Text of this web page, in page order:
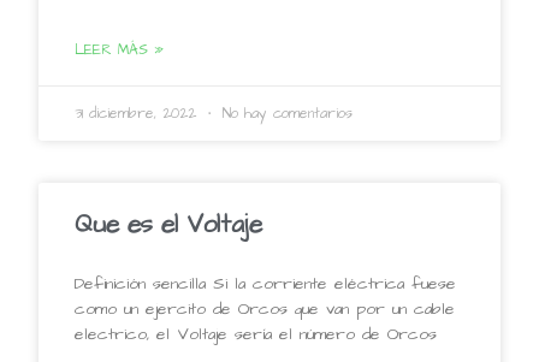
LEER MÁS »
31 diciembre, 2022 No hay comentarios
Que es el Voltaje
Definición sencilla Si la corriente eléctrica fuese
como un ejercito de Orcos que van por un cable
electrico, el Voltaje sería el número de Orcos